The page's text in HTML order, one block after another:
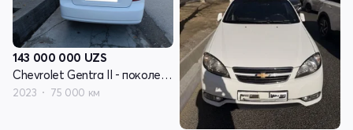
143 000 000 UZS
Chevrolet Gentra II - поколение
2023 75 000 км